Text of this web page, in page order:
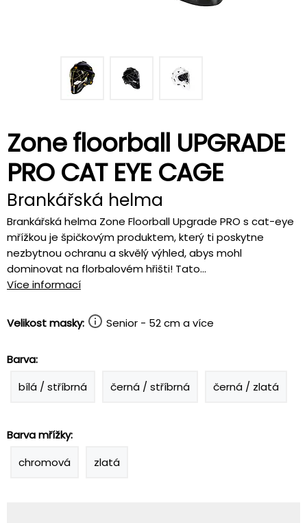
Zone floorball UPGRADE
PRO CAT EYE CAGE
Brankářská helma
Brankářská helma Zone Floorball Upgrade PRO s cat-eye
mřížkou je špičkovým produktem, který ti poskytne
nezbytnou ochranu a skvělý výhled, abys mohl
dominovat na florbalovém hřišti! Tato...
Více informací
Velikost masky: Senior - 52 cm a více
Barva:
bílá / stříbrná
černá / stříbrná černá / zlatá
Barva mřížky:
chromová
zlatá